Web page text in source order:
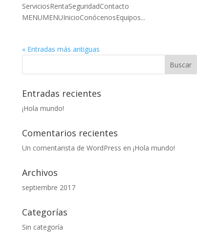
ServiciosRentaSeguridadContacto
MENUMENUInicioConócenosEquipos...
« Entradas más antiguas
Entradas recientes
¡Hola mundo!
Comentarios recientes
Un comentarista de WordPress en ¡Hola mundo!
Archivos
septiembre 2017
Categorías
Sin categoría